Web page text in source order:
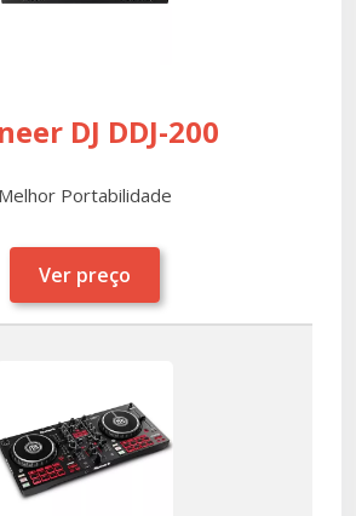
DJ DDJ-200
Melhor Portabilidade
Ver preço